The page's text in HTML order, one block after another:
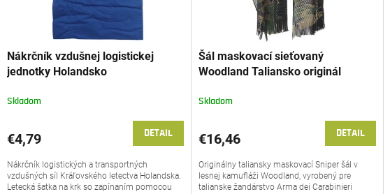
Nákrčník vzdušnej logistickej
jednotky Holandsko
Skladom
€4,79 DETAIL
Nákrčník logistických a transportných
vzdušných síl Kráľovského letectva Holandska.
Letecká šatka na krk so zapínaním pomocou
Šál maskovací sieťovaný
Woodland Taliansko originál
Skladom
€16,46 DETAIL
Originálny taliansky maskovací Sniper šál v
lesnej kamufláži Woodland, vyrobený pre
talianske žandárstvo Arma dei Carabinieri